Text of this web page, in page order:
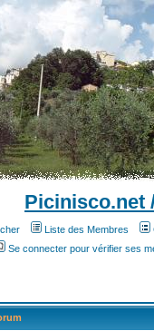
Picinisco.net
Liste des Membres
Se connecter pour vérifier ses